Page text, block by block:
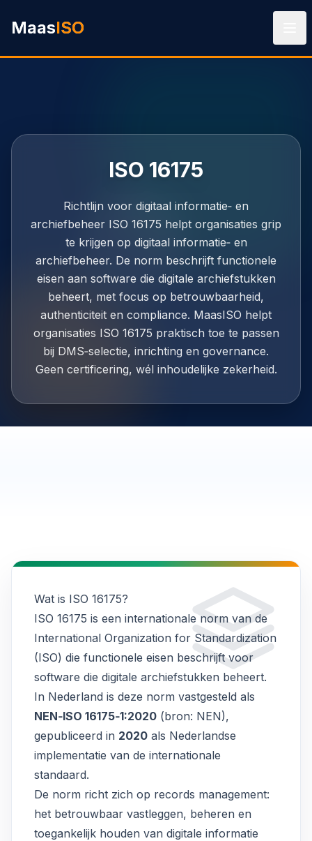
MaasISO
ISO 16175
Richtlijn voor digitaal informatie‑ en
archiefbeheer ISO 16175 helpt organisaties grip
te krijgen op digitaal informatie‑ en
archiefbeheer. De norm beschrijft functionele
eisen aan software die digitale archiefstukken
beheert, met focus op betrouwbaarheid,
authenticiteit en compliance. MaasISO helpt
organisaties ISO 16175 praktisch toe te passen
bij DMS‑selectie, inrichting en governance.
Geen certificering, wél inhoudelijke zekerheid.
Wat is ISO 16175?
ISO 16175 is een internationale norm van de
International Organization for Standardization
(ISO) die functionele eisen beschrijft voor
software die digitale archiefstukken beheert.
In Nederland is deze norm vastgesteld als
NEN‑ISO 16175‑1:2020 (bron: NEN),
gepubliceerd in 2020 als Nederlandse
implementatie van de internationale
standaard.
De norm richt zich op records management:
het betrouwbaar vastleggen, beheren en
toegankelijk houden van digitale informatie